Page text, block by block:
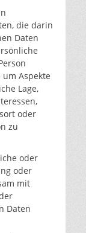
die darin
Daten
Aspekte
Lage,
oder
zu
oder
oder
mit
Daten